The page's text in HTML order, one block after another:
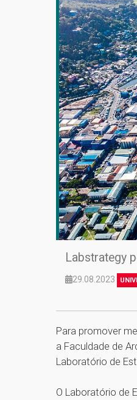
Labstrategy
29.08.2023
Para promover
a Faculdade de
Laboratório de
O Laboratório de